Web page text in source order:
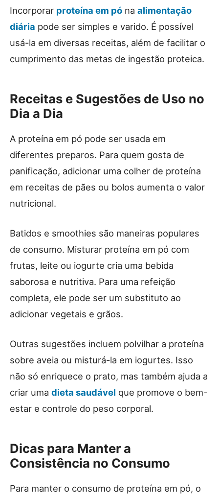
Incorporar proteína em pó na alimentação
diária pode ser simples e varido. É possível
usá-la em diversas receitas, além de facilitar o
cumprimento das metas de ingestão proteica.
Receitas e Sugestões de Uso no
Dia a Dia
A proteína em pó pode ser usada em
diferentes preparos. Para quem gosta de
panificação, adicionar uma colher de proteína
em receitas de pães ou bolos aumenta o valor
nutricional.
Batidos e smoothies são maneiras populares
de consumo. Misturar proteína em pó com
frutas, leite ou iogurte cria uma bebida
saborosa e nutritiva. Para uma refeição
completa, ele pode ser um substituto ao
adicionar vegetais e grãos.
Outras sugestões incluem polvilhar a proteína
sobre aveia ou misturá-la em iogurtes. Isso
não só enriquece o prato, mas também ajuda a
criar uma dieta saudável que promove o bem-
estar e controle do peso corporal.
Dicas para Manter a
Consistência no Consumo
Para manter o consumo de proteína em pó, o